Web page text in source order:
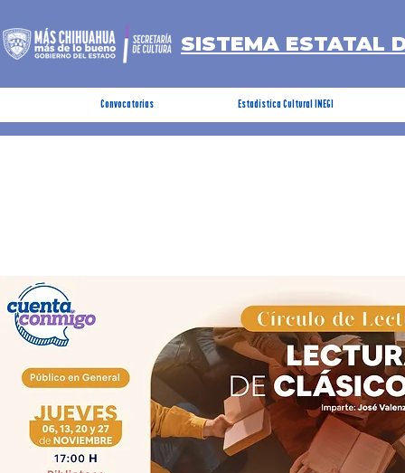
SISTEMA ESTATAL
Convocatorias Estadística Cultural INEGI